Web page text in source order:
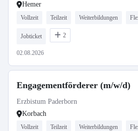
Hemer
Vollzeit Teilzeit Weiterbildungen
Jobticket 2
02.08.2026
Engagementförderer (m/w/d)
Erzbistum Paderborn
Korbach
Vollzeit Teilzeit Weiterbildungen